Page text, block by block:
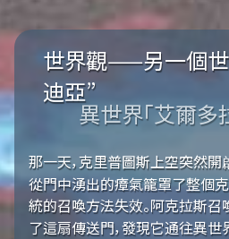
世界觀——另一個
迪亞”
異世界「艾爾多
那一天，克里普圖斯上空突然開
從門中湧出的瘴氣籠罩了整個
統的召喚方法失效。阿克拉斯召
了這扇傳送門，發現它通往異世